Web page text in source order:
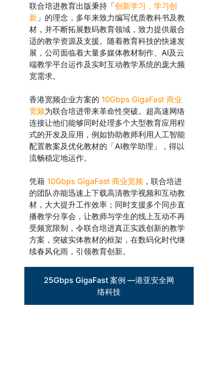
25Gbps GigaFast 案例 —港亚安全网
络科技
联合培进教育出版秉持「创新学习，学习创
新 」的理念，多年来致力编写优质教科书及教
材，并不断拓展数码教育领域，致力提供最合
适的教学资源及支援。随着教育科技的快速发
展，公司面临着大量多媒体教材制作、AI及云
端教学平台运作及实时互动教学系统的庞大频
宽需求。
香港宽频企业方案的 10Gbps GigaFast 商业
宽频为联合培进带来革命性突破。超高速网络
连接让他们能够同时处理多个大型教育应用程
式的开发及应用，例如协助教师利用人工智能
配置教案及优化教材的「AI教学助理」，得以
流畅稳定地运作。
凭藉 10Gbps GigaFast 商业宽频 ，联合培进
的团队亦能迅速上下载高清教学视频和互动教
材，大大提升工作效率；同时支援多个同步直
播教学分享会，让教师与学生的线上互动不再
受频宽限制，令联合培进真正实践创新的教学
方案，突破实体教材的框架，在数码化时代继
续春风化雨，引领教育创新。